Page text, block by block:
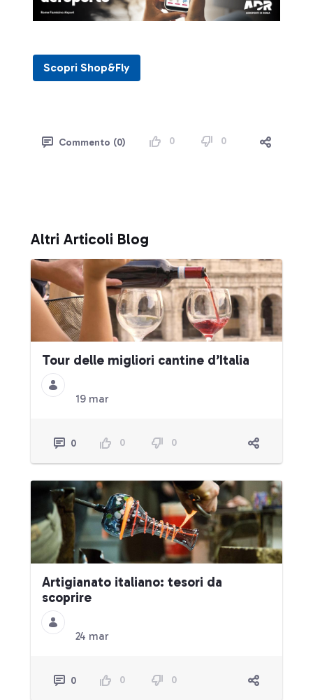
Scopri Shop&Fly
Commento (0) 0 0
Altri Articoli Blog
Tour delle migliori cantine d’Italia
19 mar
0 0 0
Artigianato italiano: tesori da
scoprire
24 mar
0 0 0